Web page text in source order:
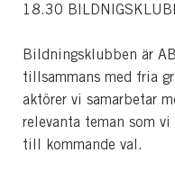
18.30
Bildningsklubben är
tillsammans med fria
aktörer vi samarbetar
relevanta teman som
till kommande val.